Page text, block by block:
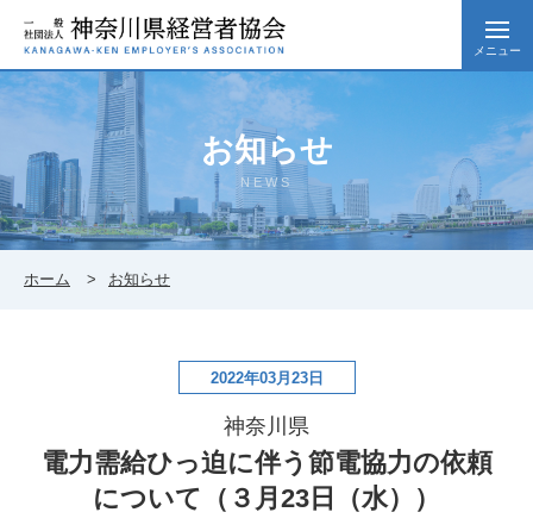
メニュー
お知らせ
NEWS
ホーム お知らせ
2022年03月23日
神奈川県
電力需給ひっ迫に伴う節電協力の依頼
について（３月23日（水））